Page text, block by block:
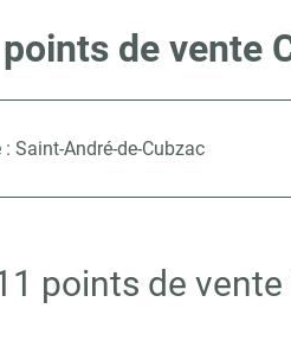
de vente
: Saint-André-de-Cubzac
points de